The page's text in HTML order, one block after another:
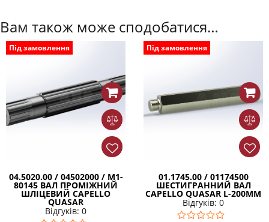
Вам також може сподобатися…
Під замовлення
04.5020.00 / 04502000 / М1-
80145 ВАЛ ПРОМІЖНИЙ
ШЛІЦЕВИЙ CAPELLO
QUASAR
Відгуків: 0
Під замовлення
01.1745.00 / 01174500
ШЕСТИГРАННИЙ ВАЛ
CAPELLO QUASAR L-200MM
Відгуків: 0